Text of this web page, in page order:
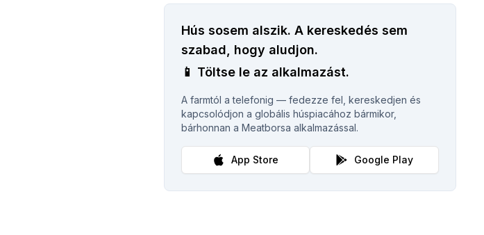
Hús sosem alszik. A kereskedés sem
szabad, hogy aludjon.
📱 Töltse le az alkalmazást.
A farmtól a telefonig — fedezze fel, kereskedjen és
kapcsolódjon a globális húspiacához bármikor,
bárhonnan a Meatborsa alkalmazással.
App Store Google Play